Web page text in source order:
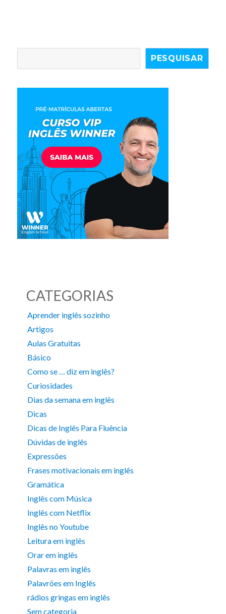
PESQUISAR
CATEGORIAS
Aprender inglês sozinho
Artigos
Aulas Gratuitas
Básico
Como se … diz em inglês?
Curiosidades
Dias da semana em inglês
Dicas
Dicas de Inglês Para Fluência
Dúvidas de inglês
Expressões
Frases motivacionais em inglês
Gramática
Inglês com Música
Inglês com Netflix
Inglês no Youtube
Leitura em inglês
Orar em inglês
Palavras em inglês
Palavrões em Inglês
rádios gringas em inglês
Sem categoria